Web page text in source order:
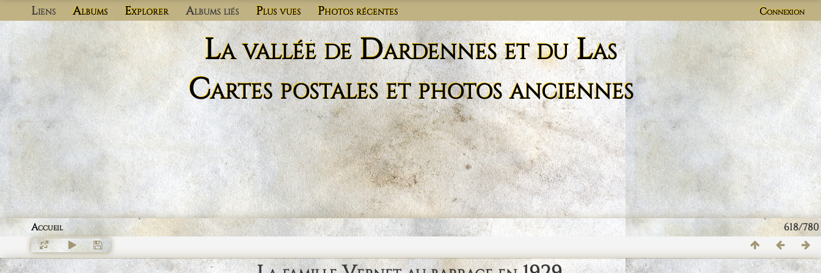
Liens Albums Explorer Albums liés Plus vues Photos récentes Connexion
La vallée de Dardennes et du Las
Cartes postales et photos anciennes
618/780
Accueil